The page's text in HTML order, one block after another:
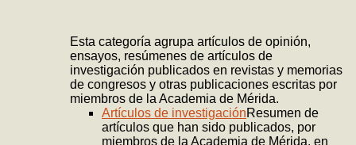
Esta categoría agrupa artículos de opinión,
ensayos, resúmenes de artículos de
investigación publicados en revistas y memorias
de congresos y otras publicaciones escritas por
miembros de la Academia de Mérida.
Artículos de investigaciónResumen de
artículos que han sido publicados, por
miembros de la Academia de Mérida, en